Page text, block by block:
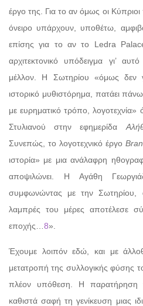
έργο της. Για το αν όμως οι
όνειρο υπάρχουν, υποθέτω,
επίσης για το αν το Ledra
αρχιτεκτονικό υπόδειγμα γι’
μέλλον. Η Σωτηρίου «όμως δεν
ιστορικό μυθιστόρημα, πατάει
με ευρηματικό τρόπο, λογοτεχνία»
Στυλιανού στην εφημερίδα
Συνεπώς, το λογοτεχνικό έργο
ιστορία» με μια ανάλαφρη
αποψιλώνει. Η Αγάθη
συμφωνώντας με την Σωτηρίου,
λαμπρές του μέρες αποτέλεσε
εποχής… 8».
Έχουμε λοιπόν εδώ, και με
μετατροπή της συλλογικής φύσης
πλέον υπόθεση. Η παρατήρηση
καθιστά σαφή τη γενίκευση μιας